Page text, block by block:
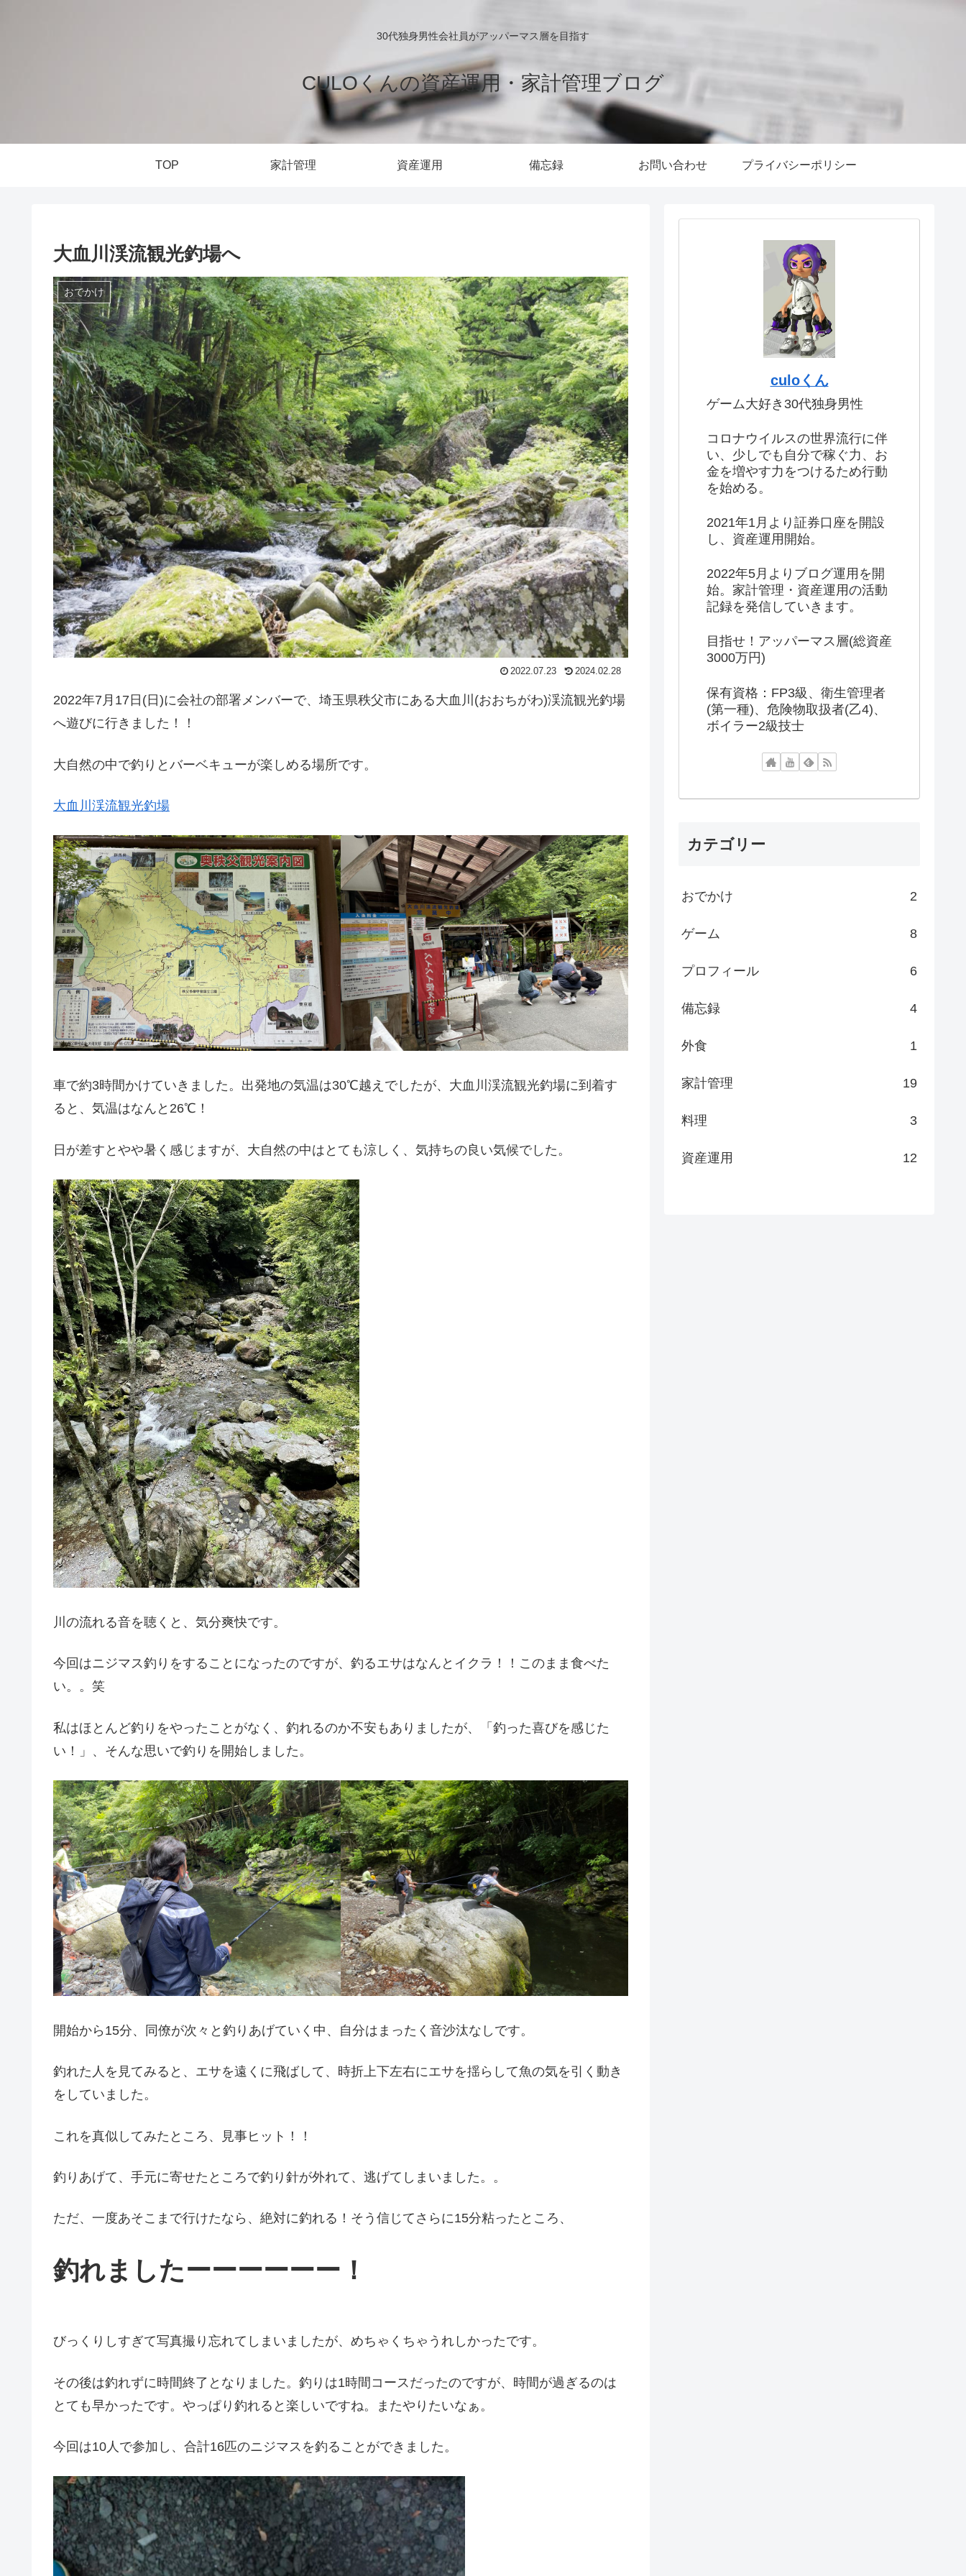
30代独身男性会社員がアッパーマス層を目指す
CULOくんの資産運用・家計管理ブログ
TOP 家計管理 資産運用 備忘録 お問い合わせ プライバシーポリシー
大血川渓流観光釣場へ
おでかけ
2022.07.23 2024.02.28
2022年7月17日(日)に会社の部署メンバーで、埼玉県秩父市にある大血川(おおちがわ)渓流観光釣場
へ遊びに行きました！！
大自然の中で釣りとバーベキューが楽しめる場所です。
大血川渓流観光釣場
車で約3時間かけていきました。出発地の気温は30℃越えでしたが、大血川渓流観光釣場に到着す
ると、気温はなんと26℃！
日が差すとやや暑く感じますが、大自然の中はとても涼しく、気持ちの良い気候でした。
川の流れる音を聴くと、気分爽快です。
今回はニジマス釣りをすることになったのですが、釣るエサはなんとイクラ！！このまま食べた
い。。笑
私はほとんど釣りをやったことがなく、釣れるのか不安もありましたが、「釣った喜びを感じた
い！」、そんな思いで釣りを開始しました。
開始から15分、同僚が次々と釣りあげていく中、自分はまったく音沙汰なしです。
釣れた人を見てみると、エサを遠くに飛ばして、時折上下左右にエサを揺らして魚の気を引く動き
をしていました。
これを真似してみたところ、見事ヒット！！
釣りあげて、手元に寄せたところで釣り針が外れて、逃げてしまいました。。
ただ、一度あそこまで行けたなら、絶対に釣れる！そう信じてさらに15分粘ったところ、
釣れましたーーーーーー！
びっくりしすぎて写真撮り忘れてしまいましたが、めちゃくちゃうれしかったです。
その後は釣れずに時間終了となりました。釣りは1時間コースだったのですが、時間が過ぎるのは
とても早かったです。やっぱり釣れると楽しいですね。またやりたいなぁ。
今回は10人で参加し、合計16匹のニジマスを釣ることができました。
culoくん
ゲーム大好き30代独身男性
コロナウイルスの世界流行に伴
い、少しでも自分で稼ぐ力、お
金を増やす力をつけるため行動
を始める。
2021年1月より証券口座を開設
し、資産運用開始。
2022年5月よりブログ運用を開
始。家計管理・資産運用の活動
記録を発信していきます。
目指せ！アッパーマス層(総資産
3000万円)
保有資格：FP3級、衛生管理者
(第一種)、危険物取扱者(乙4)、
ボイラー2級技士
カテゴリー
おでかけ 2
ゲーム 8
プロフィール 6
備忘録 4
外食 1
家計管理 19
料理 3
資産運用 12